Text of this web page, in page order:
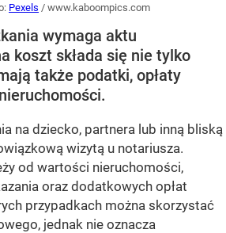
Pexels / www.kaboompics.com
wymaga aktu
koszt składa się nie tylko
także podatki, opłaty
na dziecko, partnera lub inną bliską
wizytą u notariusza.
od wartości nieruchomości,
oraz dodatkowych opłat
przypadkach można skorzystać
jednak nie oznacza